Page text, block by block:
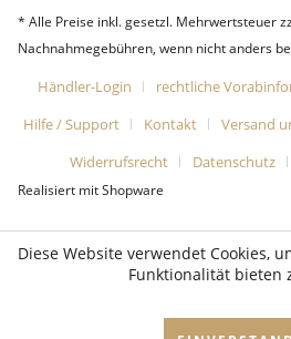
* Alle Preise inkl. gesetzl. Mehrwertsteuer
Nachnahmegebühren, wenn nicht anders
Händler-Login rechtliche
Hilfe / Support
Kontakt
Versand
Widerrufsrecht
Datenschutz
Realisiert mit Shopware
Diese Website verwendet Cookies,
Funktionalität bieten